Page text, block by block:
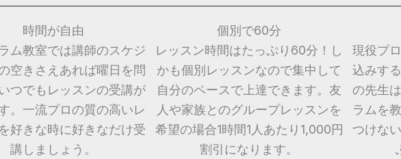
時間が自由
ム教室では講師のスケジ
空きさえあれば曜日を問
つでもレッスンの受講が
。一流プロの質の高いレ
好きな時に好きなだけ受
講しましょう。
個別で60分
レッスン時間はたっぷり60分！し
かも個別レッスンなので集中して
自分のペースで上達できます。友
人や家族とのグループレッスンを
希望の場合1時間1人あたり1,000円
割引になります。
現役プ
込みす
の先生
ラムを
つけな